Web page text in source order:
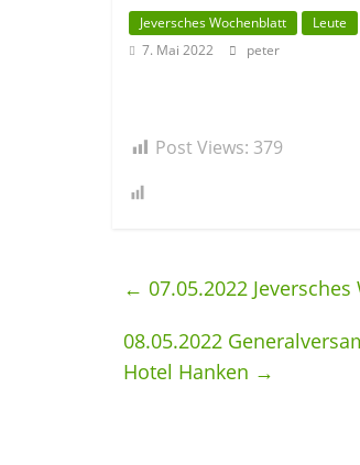
Jeversches Wochenblatt Leute
7. Mai 2022
peter
Post Views: 379
← 07.05.2022
08.05.2022
Hotel Hanken →